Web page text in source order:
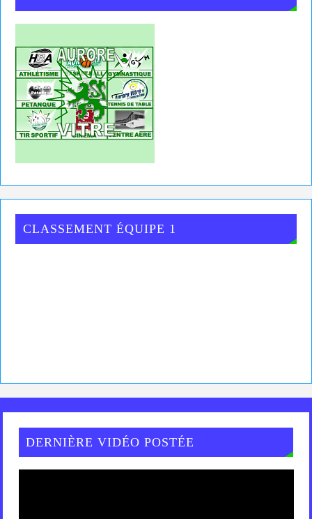
CLASSEMENT ÉQUIPE 1
DERNIÈRE VIDÉO POSTÉE